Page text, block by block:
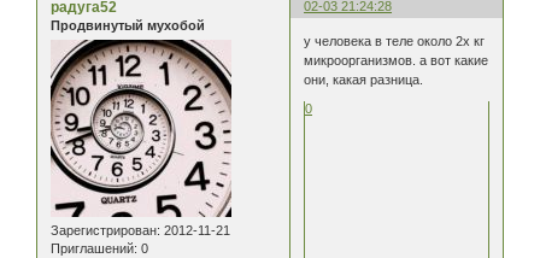
02-03 21:24:28
радуга52
Продвинутый мухобой
Зарегистрирован: 2012-11-21
Приглашений: 0
у человека в теле около 2х кг
микроорганизмов. а вот какие
они, какая разница.
0